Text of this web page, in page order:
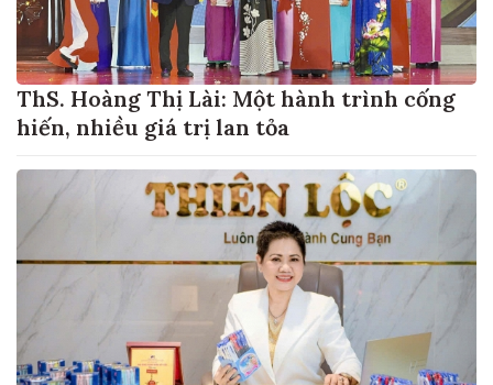
ThS. Hoàng Thị Lài: Một hành trình cống
hiến, nhiều giá trị lan tỏa